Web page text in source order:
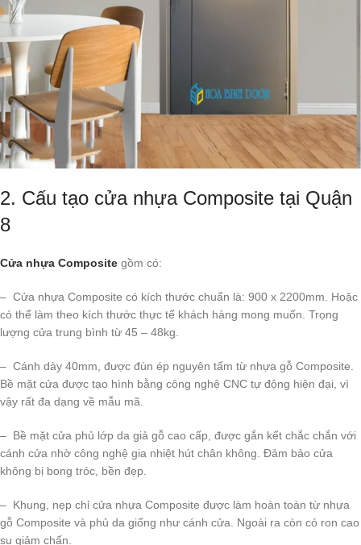
2. Cấu tạo cửa nhựa Composite tại Quận
8
Cửa nhựa Composite gồm có:
– Cửa nhựa Composite có kích thước chuẩn là: 900 x 2200mm. Hoặc
có thể làm theo kích thước thực tế khách hàng mong muốn. Trọng
lượng cửa trung bình từ 45 – 48kg.
– Cánh dày 40mm, được đùn ép nguyên tấm từ nhựa gỗ Composite.
Bề mặt cửa được tạo hình bằng công nghệ CNC tự động hiện đại, vì
vậy rất đa dạng về mẫu mã.
– Bề mặt cửa phủ lớp da giả gỗ cao cấp, được gắn kết chắc chắn với
cánh cửa nhờ công nghệ gia nhiệt hút chân không. Đảm bảo cửa
không bị bong tróc, bền đẹp.
– Khung, nẹp chỉ cửa nhựa Composite được làm hoàn toàn từ nhựa
gỗ Composite và phủ da giống như cánh cửa. Ngoài ra còn có ron cao
su giảm chấn.